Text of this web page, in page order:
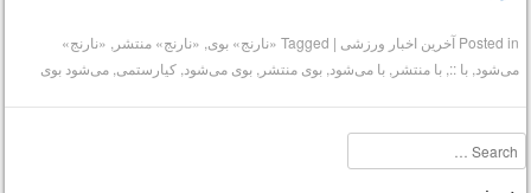
Posted inآخرین اخبار ورزشی |
Tagged«نارنج» بوی, «نارنج» منتشر,
«نارنج»
می‌شود, با :: , با منتشر, با می‌شود, بوی منتشر, بوی می‌شود, کیارستمی, می‌شود بوی